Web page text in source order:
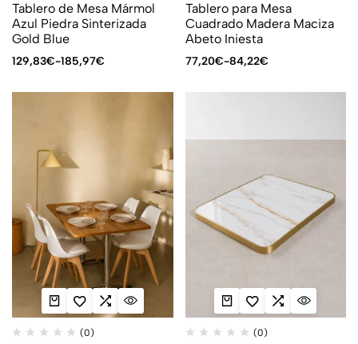
Tablero de Mesa Mármol
Azul Piedra Sinterizada
Gold Blue
129,83€-185,97€
Tablero para Mesa
Cuadrado Madera Maciza
Abeto Iniesta
77,20€-84,22€
(0) (0)